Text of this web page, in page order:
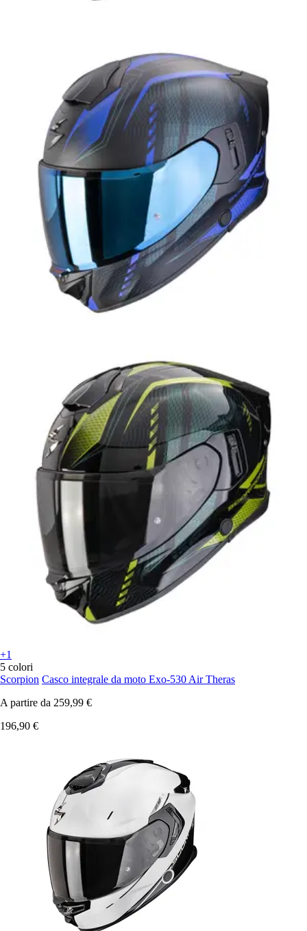
+1
5 colori
Scorpion Casco integrale da moto Exo-530 Air Theras
A partire da 259,99 €
196,90 €